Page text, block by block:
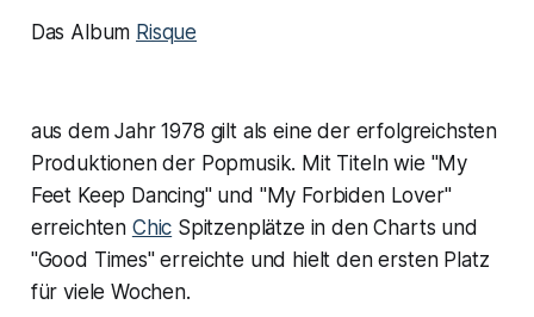
Das Album Risque
aus dem Jahr 1978 gilt als eine der erfolgreichsten
Produktionen der Popmusik. Mit Titeln wie "My
Feet Keep Dancing" und "My Forbiden Lover"
erreichten Chic Spitzenplätze in den Charts und
"Good Times" erreichte und hielt den ersten Platz
für viele Wochen.